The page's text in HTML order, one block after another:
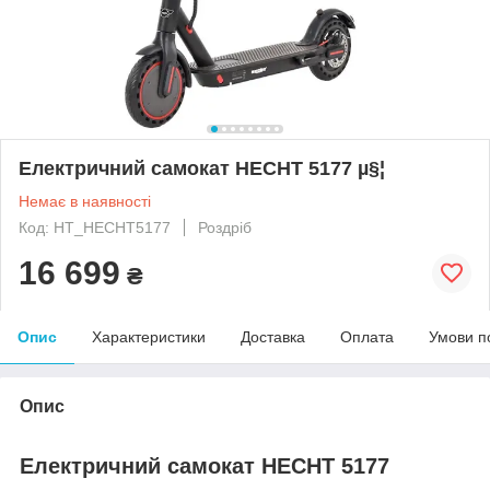
Електричний самокат HECHT 5177 µ§¦
Немає в наявності
Код: HT_HECHT5177
Роздріб
16 699 ₴
Опис Характеристики Доставка Оплата Умови
Опис
Електричний самокат HECHT 5177